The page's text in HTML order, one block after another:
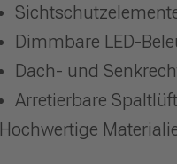
Dimmbare LED-
Dach- und
Arretierbare
Hochwertige